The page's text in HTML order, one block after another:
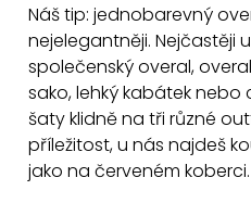
r
v
ý
í
Náš tip: jednobarevný
nejelegantněji. Nejčastěji
společenský overal,
sako, lehký kabátek
šaty klidně na tři různé
příležitost, u nás najdeš
jako na červeném koberci.